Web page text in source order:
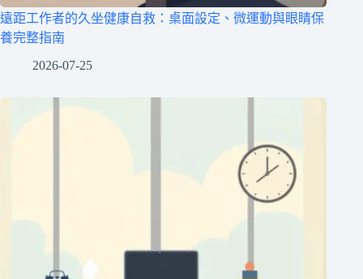
遠距工作者的久坐健康自救：桌面設定、微運動與眼睛保
養完整指南
2026-07-25